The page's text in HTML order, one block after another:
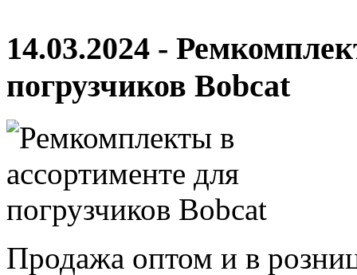
14.03.2024 -
погрузчиков Bobcat
Продажа оптом и в